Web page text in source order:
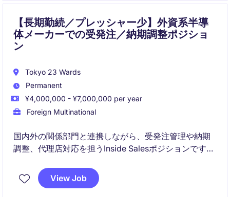
【長期勤続／プレッシャー少】外資系半導
体メーカーでの受発注／納期調整ポジショ
ン
Tokyo 23 Wards
Permanent
¥4,000,000 - ¥7,000,000 per year
Foreign Multinational
国内外の関係部門と連携しながら、受発注管理や納期
調整、代理店対応を担うInside Salesポジションです。
でなく物流・サプライチェーンとの調整にも関わるこ
とができます。チームワークを大切にする組織の中
View Job